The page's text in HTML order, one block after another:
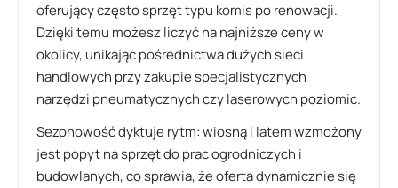
oferujący często sprzęt typu komis po renowacji.
Dzięki temu możesz liczyć na najniższe ceny w
okolicy, unikając pośrednictwa dużych sieci
handlowych przy zakupie specjalistycznych
narzędzi pneumatycznych czy laserowych poziomic.
Sezonowość dyktuje rytm: wiosną i latem wzmożony
jest popyt na sprzęt do prac ogrodniczych i
budowlanych, co sprawia, że oferta dynamicznie się